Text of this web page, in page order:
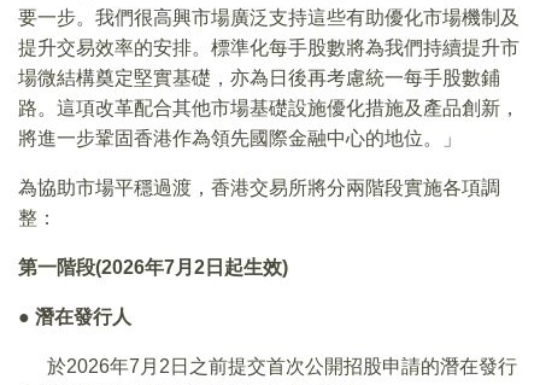
要一步。我們很高興市場廣泛支持這些有助優化市場機制及
提升交易效率的安排。標準化每手股數將為我們持續提升市
場微結構奠定堅實基礎，亦為日後再考慮統一每手股數鋪
路。這項改革配合其他市場基礎設施優化措施及產品創新，
將進一步鞏固香港作為領先國際金融中心的地位。」
為協助市場平穩過渡，香港交易所將分兩階段實施各項調
整：
第一階段(2026年7月2日起生效)
● 潛在發行人
於2026年7月2日之前提交首次公開招股申請的潛在發行